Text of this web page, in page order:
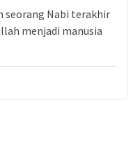
seorang Nabi terakhir
menjadi manusia